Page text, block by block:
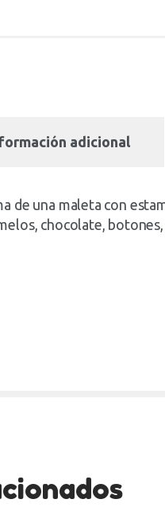
adicional
de una maleta con
chocolate,